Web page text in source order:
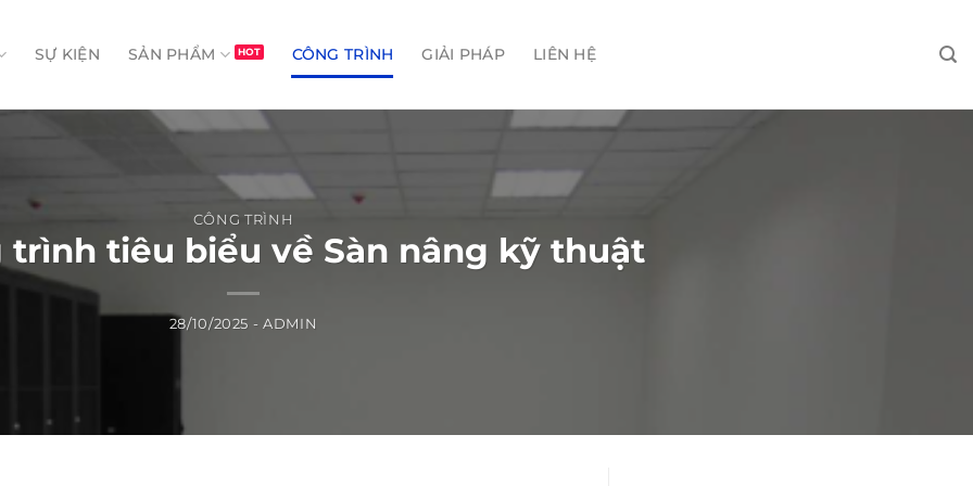
SỰ KIỆN SẢN PHẨM CÔNG TRÌNH GIẢI PHÁP LIÊN HỆ
CÔNG TRÌNH
trình tiêu biểu về Sàn nâng kỹ thuật
28/10/2025 -ADMIN